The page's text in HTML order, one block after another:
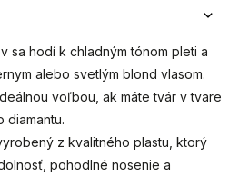
sa hodí k chladným tónom pleti a
alebo svetlým blond vlasom.
voľbou, ak máte tvár v tvare
diamantu.
z kvalitného plastu, ktorý
pohodlné nosenie a
štýl